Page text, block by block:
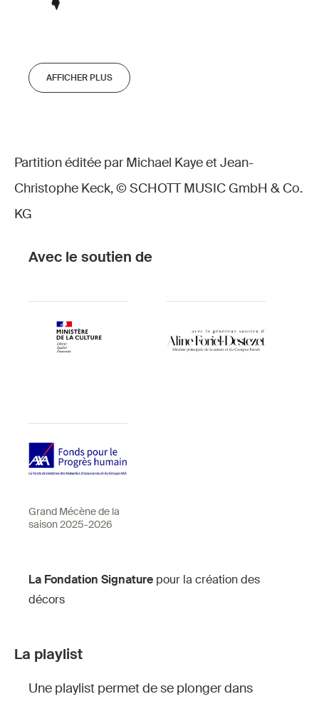
AFFICHER PLUS
Partition éditée par Michael Kaye et Jean-
Christophe Keck, © SCHOTT MUSIC GmbH & Co.
KG
Avec le soutien de
Grand Mécène de la
saison 2025-2026
La Fondation Signature pour la création des
décors
La playlist
Une playlist permet de se plonger dans